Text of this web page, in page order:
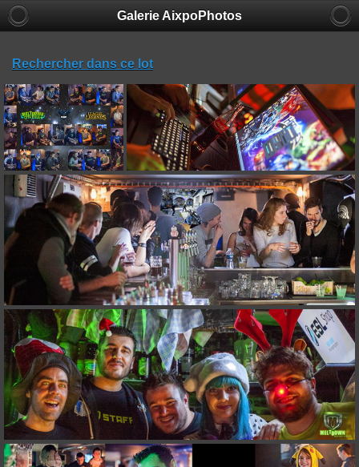
Galerie AixpoPhotos
Rechercher dans ce lot